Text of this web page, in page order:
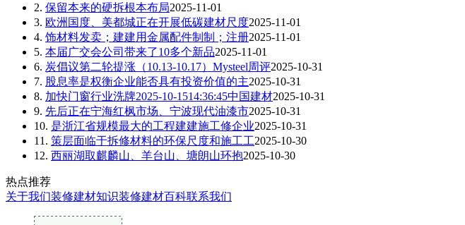
2. 保留本来的硬拆根本布局2025-11-01
3. 欧洲国度、美都城正在开展低碳建材尺度2025-11-01
4. 饰材料发卖；建建用金属配件制制；注册2025-11-01
5. 本届广交会公司带来了10多个新品2025-11-01
6. 炭倡议第二轮提涨（10.13-10.17）Mysteel周评2025-10-31
7. 股息率是权衡企业能否具有投资价值的主2025-10-31
8. 加快门窗行业洗牌2025-10-1514:36:45中国建材2025-10-31
9. 先后正在宁海红枫市场、宁波现代油漆市2025-10-31
10. 是浙江省规模最大的工程建建施工修企业2025-10-31
11. 策层面临于拆修材料的环保尺度和施工工2025-10-30
12. 西丽湖取麒麟山、羊台山、塘朗山环抱2025-10-30
热点推荐
关于我们装修建材知识装修建材百科联系我们